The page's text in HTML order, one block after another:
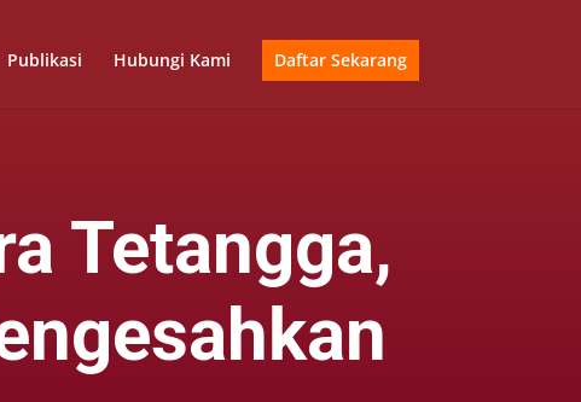
Publikasi Hubungi Kami Daftar Sekarang
Tetangga,